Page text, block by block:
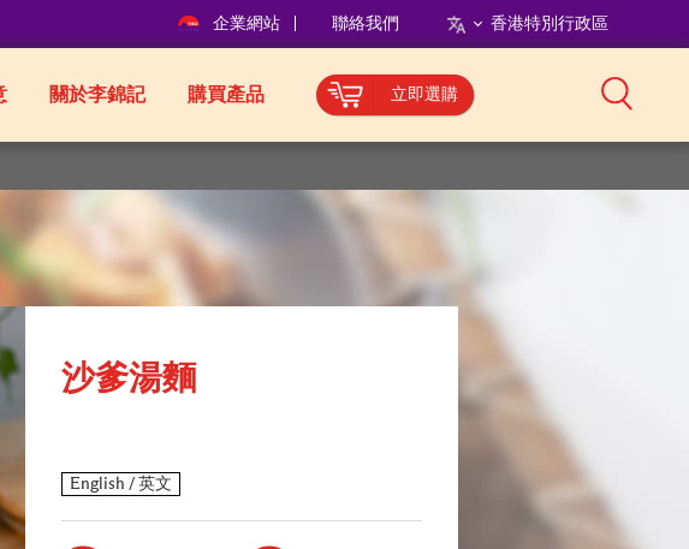
企業網站 聯絡我們 香港特別行政區
關於李錦記 購買產品 立即選購
沙爹湯麵